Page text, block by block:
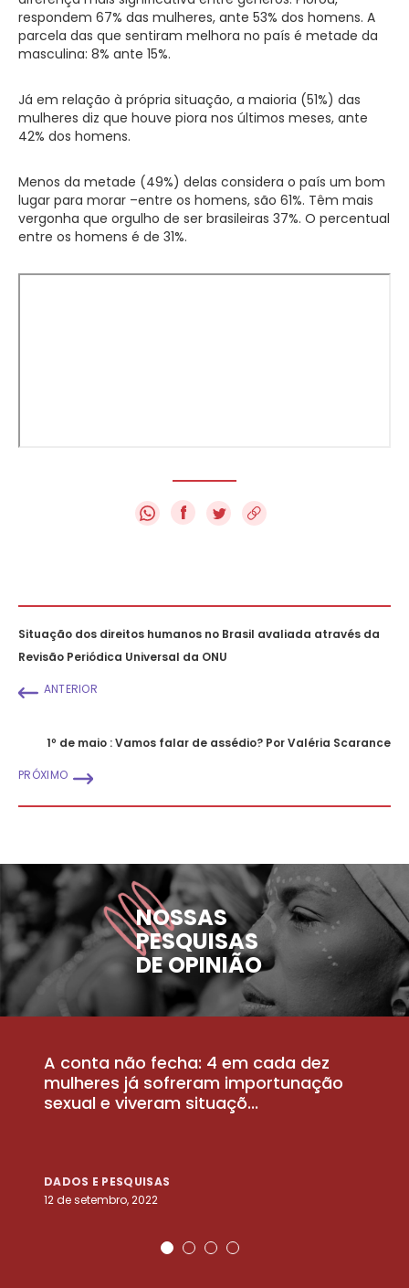
respondem 67% das mulheres, ante 53% dos homens. A
parcela das que sentiram melhora no país é metade da
masculina: 8% ante 15%.
Já em relação à própria situação, a maioria (51%) das
mulheres diz que houve piora nos últimos meses, ante
42% dos homens.
Menos da metade (49%) delas considera o país um bom
lugar para morar –entre os homens, são 61%. Têm mais
vergonha que orgulho de ser brasileiras 37%. O percentual
entre os homens é de 31%.
f
Situação dos direitos humanos no Brasil avaliada através da
Revisão Periódica Universal da ONU
ANTERIOR
1º de maio : Vamos falar de assédio? Por Valéria Scarance
PRÓXIMO
NOSSAS
PESQUISAS
DE OPINIÃO
A conta não fecha: 4 em cada dez
mulheres já sofreram importunação
sexual e viveram situaçõ...
DADOS E PESQUISAS
12 de setembro, 2022